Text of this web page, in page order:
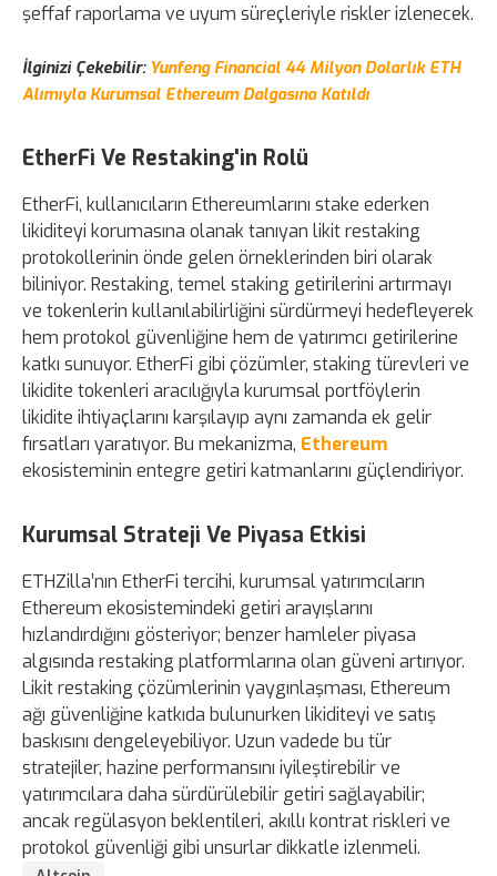
şeffaf raporlama ve uyum süreçleriyle riskler izlenecek.
İlginizi Çekebilir: Yunfeng Financial 44 Milyon Dolarlık ETH
Alımıyla Kurumsal Ethereum Dalgasına Katıldı
EtherFi Ve Restaking'in Rolü
EtherFi, kullanıcıların Ethereumlarını stake ederken
likiditeyi korumasına olanak tanıyan likit restaking
protokollerinin önde gelen örneklerinden biri olarak
biliniyor. Restaking, temel staking getirilerini artırmayı
ve tokenlerin kullanılabilirliğini sürdürmeyi hedefleyerek
hem protokol güvenliğine hem de yatırımcı getirilerine
katkı sunuyor. EtherFi gibi çözümler, staking türevleri ve
likidite tokenleri aracılığıyla kurumsal portföylerin
likidite ihtiyaçlarını karşılayıp aynı zamanda ek gelir
fırsatları yaratıyor. Bu mekanizma, Ethereum
ekosisteminin entegre getiri katmanlarını güçlendiriyor.
Kurumsal Strateji Ve Piyasa Etkisi
ETHZilla’nın EtherFi tercihi, kurumsal yatırımcıların
Ethereum ekosistemindeki getiri arayışlarını
hızlandırdığını gösteriyor; benzer hamleler piyasa
algısında restaking platformlarına olan güveni artırıyor.
Likit restaking çözümlerinin yaygınlaşması, Ethereum
ağı güvenliğine katkıda bulunurken likiditeyi ve satış
baskısını dengeleyebiliyor. Uzun vadede bu tür
stratejiler, hazine performansını iyileştirebilir ve
yatırımcılara daha sürdürülebilir getiri sağlayabilir;
ancak regülasyon beklentileri, akıllı kontrat riskleri ve
protokol güvenliği gibi unsurlar dikkatle izlenmeli.